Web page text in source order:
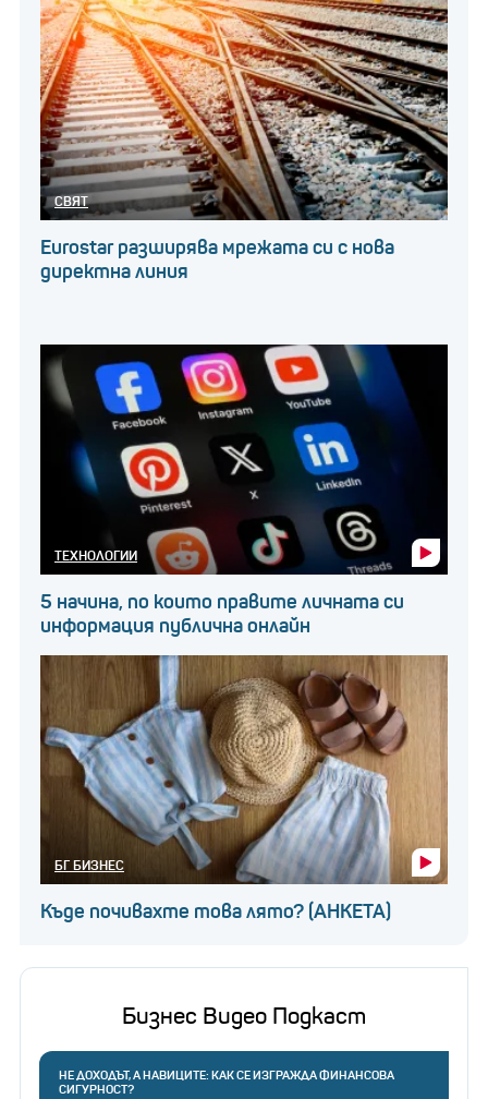
СВЯТ
Eurostar разширява мрежата си с нова
директна линия
ТЕХНОЛОГИИ
5 начина, по които правите личната си
информация публична онлайн
БГ БИЗНЕС
Къде почивахте това лято? (АНКЕТА)
Бизнес Видео Подкаст
НЕ ДОХОДЪТ, А НАВИЦИТЕ: КАК СЕ ИЗГРАЖДА ФИНАНСОВА
СИГУРНОСТ?